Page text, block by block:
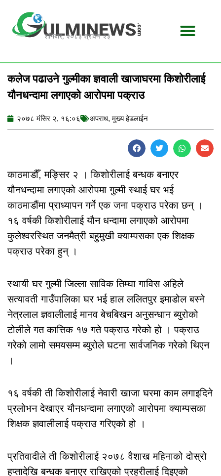
content
शनिबार, २०८३ श्रावण २३
कलेज पढाउने गुल्मीका ज्ञवाली खाजाघरमा किशोरीलाई
यौनधन्दामा लगाएको आरोपमा पक्राउ
२०७८ मंसिर २, १६:०६ अपराध,मुख्य हेडलाईन
काठमाडौँ, मङ्सिर २ । किशोरीलाई बन्धक बनाएर
यौनधन्दामा लगाएको आरोपमा गुल्मी स्थाई घर भई
काठमाडौंमा प्राध्यापन गर्ने एक जना पक्राउ परेका छन् ।
१६ वर्षकी किशोरीलाई यौन धन्दामा लगाएको आरोपमा
कुलेश्वरस्थित जनमैत्री बहुमुखी क्याम्पसका एक शिक्षक
पक्राउ परेका हुन् ।
स्थायी घर गुल्मी जिल्ला साविक तिम्घा गाविस अहिले
सत्यावती गाउँपालिका घर भई हाल ललितपुर इमाडोल बस्ने
नेत्रलाल ज्ञवालीलाई मानव बेचबिखन अनुसन्धान ब्युरोको
टोलीले गत कात्तिक १७ गते पक्राउ गरेको हो । पक्राउ
गरेको लामो समयसम्म ब्युरोले घटना सार्वजनिक गरेको थिएन
।
१६ वर्षकी ती किशोरीलाई नेवारी खाजा घरमा काम लगाइदिने
प्रलोभन देखाएर यौनधन्दामा लगाएको आरोपमा क्याम्पसका
शिक्षक ज्ञवालीलाई पक्राउ गरिएको हो ।
प्रतिवादीले ती किशोरीलाई २०७८ वैशाख महिनाको दोस्रो
हप्तादेखि बन्धक बनाएर राखिएको प्रहरीलाई दिइएको